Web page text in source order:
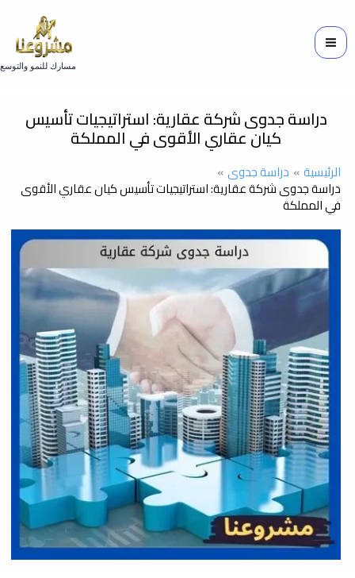
مسارك للنمو والتوسع
دراسة جدوى شركة عقارية: استراتيجيات تأسيس
كيان عقاري الأقوى في المملكة
الرئيسية دراسة جدوى
دراسة جدوى شركة عقارية: استراتيجيات تأسيس كيان عقاري الأقوى
في المملكة